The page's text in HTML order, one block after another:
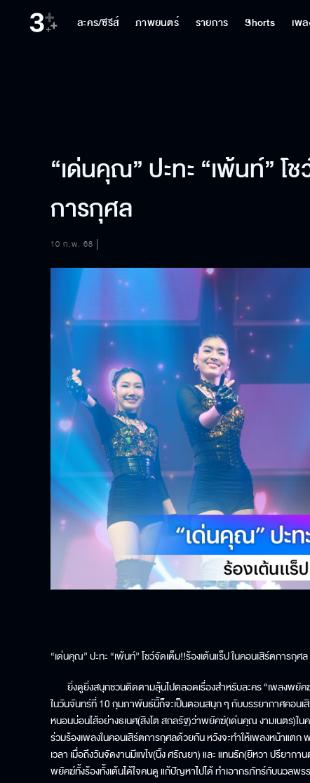
ละคร/ซีรีส์ ภาพยนตร์ รายการ Shorts เพ
“เด่นคุณ” ปะทะ “เพ้นท์” โ
การกุศล
10 ก.พ. 68
“เด่นคุณ” ปะทะ “เพ้นท์” โชว์จัดเต็ม!!ร้องเต้นแร็ป ในคอนเสิร์ตการกุศล
ยิ่งดูยิ่งสนุกชวนติดตามลุ้นไปตลอดเรื่องสำหรับละคร “เพลงพยั
ในวันจันทร์ที่ 10 กุมภาพันธ์นี้ก็จะเป็นตอนสนุก ๆ กับบรรยากาศคอน
หนอนบ่อนไส้อย่างธเนศ(สิงโต สกลรัฐ)ว่าพยัคฆ์(เด่นคุณ งามเนตร)ใ
ร่วมร้องเพลงในคอนเสิร์ตการกุศลด้วยกัน หวังจะทำให้เพลงหน้าแต
เวลา เมื่อถึงวันจัดงานมีแขไข(นิ้ง ศรัณยา) และ แทนรัก(ยิหวา ปรียาก
พยัคฆ์ทั้งร้องทั้งเต้นได้ใจคนดู แก้ปัญหาไปได้ ทำเอากรภัทร์กับนวลพร